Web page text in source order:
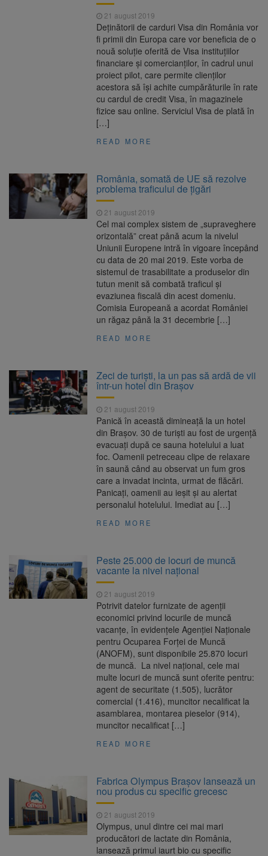
21 august 2019
Deținătorii de carduri Visa din România vor
fi primii din Europa care vor beneficia de o
nouă soluție oferită de Visa instituțiilor
financiare și comercianților, în cadrul unui
proiect pilot, care permite clienților
acestora să își achite cumpărăturile în rate
cu cardul de credit Visa, în magazinele
fizice sau online. Serviciul Visa de plată în
[…]
READ MORE
România, somată de UE să rezolve
problema traficului de țigări
21 august 2019
Cel mai complex sistem de „supraveghere
orizontală” creat până acum la nivelul
Uniunii Europene intră în vigoare începând
cu data de 20 mai 2019. Este vorba de
sistemul de trasabilitate a produselor din
tutun menit să combată traficul și
evaziunea fiscală din acest domeniu.
Comisia Europeană a acordat României
un răgaz până la 31 decembrie […]
READ MORE
Zeci de turiști, la un pas să ardă de vii
într-un hotel din Brașov
21 august 2019
Panică în această dimineață la un hotel
din Brașov. 30 de turiști au fost de urgență
evacuați după ce sauna hotelului a luat
foc. Oamenii petreceau clipe de relaxare
în saună când au observat un fum gros
care a invadat incinta, urmat de flăcări.
Panicați, oamenii au ieșit și au alertat
personalul hotelului. Imediat au […]
READ MORE
Peste 25.000 de locuri de muncă
vacante la nivel naţional
21 august 2019
Potrivit datelor furnizate de agenţii
economici privind locurile de muncă
vacanţe, în evidenţele Agenţiei Naţionale
pentru Ocuparea Forţei de Muncă
(ANOFM), sunt disponibile 25.870 locuri
de muncă. La nivel naţional, cele mai
multe locuri de muncă sunt oferite pentru:
agent de securitate (1.505), lucrător
comercial (1.416), muncitor necalificat la
asamblarea, montarea pieselor (914),
muncitor necalificat […]
READ MORE
Fabrica Olympus Brașov lansează un
nou produs cu specific grecesc
21 august 2019
Olympus, unul dintre cei mai mari
producători de lactate din România,
lansează primul iaurt bio cu specific